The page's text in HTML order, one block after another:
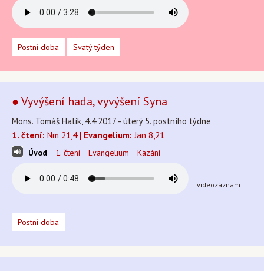
Postní doba Svatý týden
● Vyvýšení hada, vyvýšení Syna
Mons. Tomáš Halík, 4.4.2017 - úterý 5. postního týdne
1. čtení: Nm 21,4 | Evangelium: Jan 8,21
Úvod 1. čtení Evangelium Kázání
videozáznam
Postní doba